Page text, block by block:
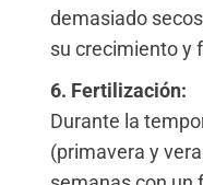
demasiado
su crecimiento y
6. Fertilización:
Durante la
(primavera y